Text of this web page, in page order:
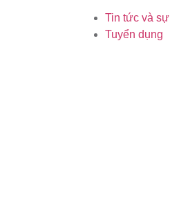
Tin tức và
Tuyển dụng